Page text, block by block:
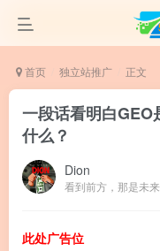
首页 独立站推广 正文
一段话看明白GEO
什么？
Dion
看到前方，那是未
此处广告位